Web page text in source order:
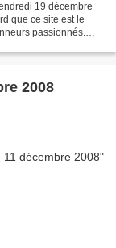
19 décembre
que ce site est le
passionnés.
2008